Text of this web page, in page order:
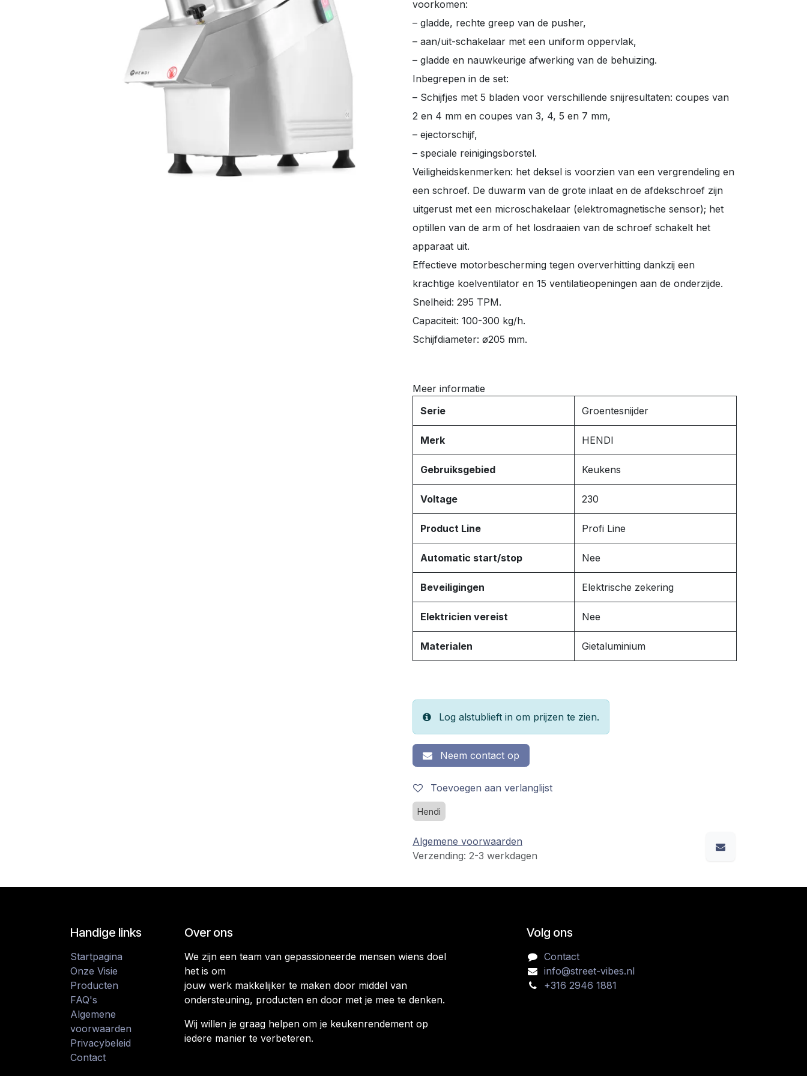
voorkomen:
– gladde, rechte greep van de pusher,
– aan/uit-schakelaar met een uniform oppervlak,
– gladde en nauwkeurige afwerking van de behuizing.
Inbegrepen in de set:
– Schijfjes met 5 bladen voor verschillende snijresultaten: coupes van
2 en 4 mm en coupes van 3, 4, 5 en 7 mm,
– ejectorschijf,
– speciale reinigingsborstel.
Veiligheidskenmerken: het deksel is voorzien van een vergrendeling en
een schroef. De duwarm van de grote inlaat en de afdekschroef zijn
uitgerust met een microschakelaar (elektromagnetische sensor); het
optillen van de arm of het losdraaien van de schroef schakelt het
apparaat uit.
Effectieve motorbescherming tegen oververhitting dankzij een
krachtige koelventilator en 15 ventilatieopeningen aan de onderzijde.
Snelheid: 295 TPM.
Capaciteit: 100-300 kg/h.
Schijfdiameter: ø205 mm.
Meer informatie
Serie
Groentesnijder
Merk HENDI
Gebruiksgebied Keukens
Voltage 230
Product Line Profi Line
Automatic start/stop Nee
Beveiligingen Elektrische zekering
Elektricien vereist Nee
Materialen Gietaluminium
Log alstublieft in om prijzen te zien.
Neem contact op
Toevoegen aan verlanglijst
Hendi
Algemene voorwaarden
Verzending: 2-3 werkdagen
Handige links
Startpagina
Onze Visie
Producten
FAQ's
Algemene
voorwaarden
Privacybeleid
Contact
Over ons
We zijn een team van gepassioneerde mensen wiens doel
het is om
jouw werk makkelijker te maken door middel van
ondersteuning, producten en door met je mee te denken.
Wij willen je graag helpen om je keukenrendement op
iedere manier te verbeteren.
Volg ons
Contact
info@street-vibes.nl
+316 2946 1881